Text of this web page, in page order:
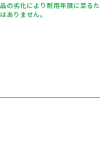
の劣化により耐用年限に至るた
ありません。